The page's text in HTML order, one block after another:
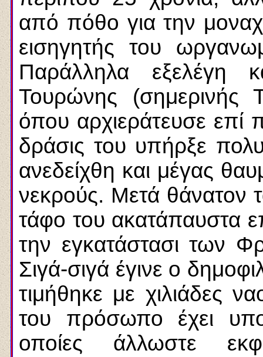
από πόθο για την
εισηγητής του
Παράλληλα εξελέγη
Τουρώνης (σημερινής
όπου αρχιεράτευσε επί
δράσις του υπήρξε
ανεδείχθη και μέγας
νεκρούς. Μετά θάνατον
τάφο του ακατάπαυστα
την εγκατάστασι των
Σιγά-σιγά έγινε ο
τιμήθηκε με χιλιάδες
του πρόσωπο έχει
οποίες άλλωστε